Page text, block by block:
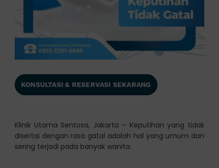
KONSULTASI & RESERVASI SEKARANG
Klinik Utama Sentosa, Jakarta – Keputihan yang tidak
disertai dengan rasa gatal adalah hal yang umum dan
sering terjadi pada banyak wanita.